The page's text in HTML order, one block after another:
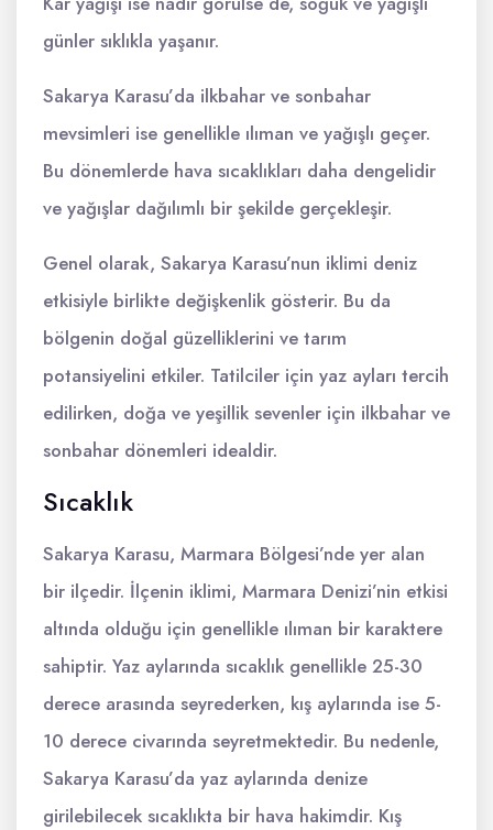
günler sıklıkla yaşanır.
Sakarya Karasu’da ilkbahar ve sonbahar
mevsimleri ise genellikle ılıman ve yağışlı geçer.
Bu dönemlerde hava sıcaklıkları daha dengelidir
ve yağışlar dağılımlı bir şekilde gerçekleşir.
Genel olarak, Sakarya Karasu’nun iklimi deniz
etkisiyle birlikte değişkenlik gösterir. Bu da
bölgenin doğal güzelliklerini ve tarım
potansiyelini etkiler. Tatilciler için yaz ayları tercih
edilirken, doğa ve yeşillik sevenler için ilkbahar ve
sonbahar dönemleri idealdir.
Sıcaklık
Sakarya Karasu, Marmara Bölgesi’nde yer alan
bir ilçedir. İlçenin iklimi, Marmara Denizi’nin etkisi
altında olduğu için genellikle ılıman bir karaktere
sahiptir. Yaz aylarında sıcaklık genellikle 25-30
derece arasında seyrederken, kış aylarında ise 5-
10 derece civarında seyretmektedir. Bu nedenle,
Sakarya Karasu’da yaz aylarında denize
girilebilecek sıcaklıkta bir hava hakimdir. Kış